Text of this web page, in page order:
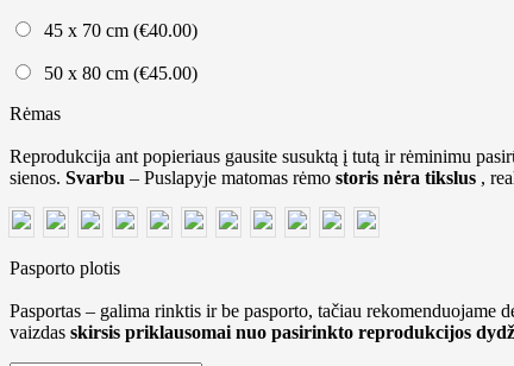
45 x 70 cm (€40.00)
50 x 80 cm (€45.00)
Rėmas
Reprodukcija ant popieriaus gausite susuktą į tutą ir rėminimu
sienos. Svarbu – Puslapyje matomas rėmo storis nėra tikslus ,
Pasporto plotis
Pasportas – galima rinktis ir be pasporto, tačiau rekomenduojame
vaizdas skirsis priklausomai nuo pasirinkto reprodukcijos